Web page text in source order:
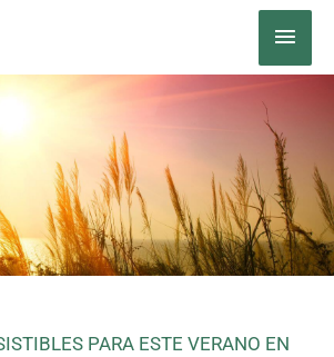
PARA ESTE VERANO EN